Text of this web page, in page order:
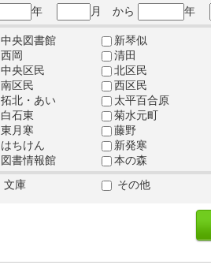
年
月 から 年
中央図書館
新琴似
西岡
清田
中央区民
北区民
南区民
西区民
拓北・あい
太平百合原
白石東
菊水元町
東月寒
藤野
はちけん
新発寒
図書情報館
本の森
文庫 その他